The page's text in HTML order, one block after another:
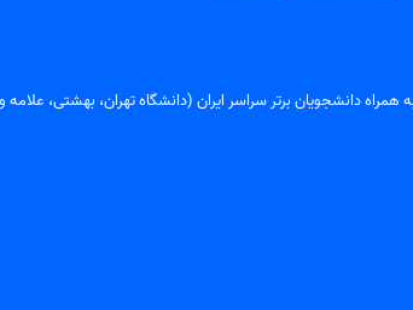
دانشجویان برتر سراسر ایران (دانشگاه تهران، بهشتی، علامه